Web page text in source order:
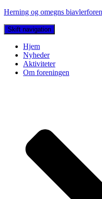
Herning og omegns
Skift navigation
Hjem
Nyheder
Aktiviteter
Om foreningen